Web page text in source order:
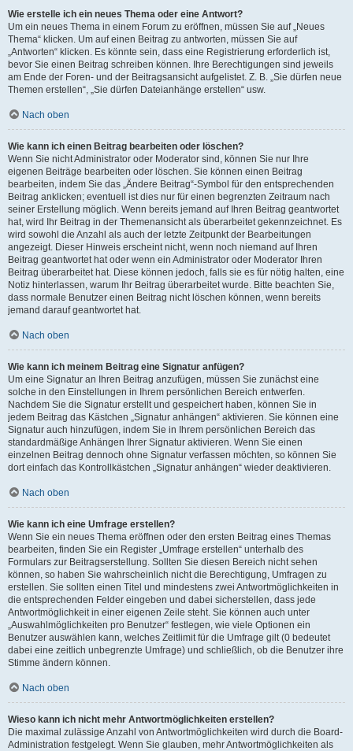
Wie erstelle ich ein neues Thema oder eine Antwort?
Um ein neues Thema in einem Forum zu eröffnen, müssen Sie auf „Neues
Thema“ klicken. Um auf einen Beitrag zu antworten, müssen Sie auf
„Antworten“ klicken. Es könnte sein, dass eine Registrierung erforderlich ist,
bevor Sie einen Beitrag schreiben können. Ihre Berechtigungen sind jeweils
am Ende der Foren- und der Beitragsansicht aufgelistet. Z. B. „Sie dürfen neue
Themen erstellen“, „Sie dürfen Dateianhänge erstellen“ usw.
Nach oben
Wie kann ich einen Beitrag bearbeiten oder löschen?
Wenn Sie nicht Administrator oder Moderator sind, können Sie nur Ihre
eigenen Beiträge bearbeiten oder löschen. Sie können einen Beitrag
bearbeiten, indem Sie das „Ändere Beitrag“-Symbol für den entsprechenden
Beitrag anklicken; eventuell ist dies nur für einen begrenzten Zeitraum nach
seiner Erstellung möglich. Wenn bereits jemand auf Ihren Beitrag geantwortet
hat, wird Ihr Beitrag in der Themenansicht als überarbeitet gekennzeichnet. Es
wird sowohl die Anzahl als auch der letzte Zeitpunkt der Bearbeitungen
angezeigt. Dieser Hinweis erscheint nicht, wenn noch niemand auf Ihren
Beitrag geantwortet hat oder wenn ein Administrator oder Moderator Ihren
Beitrag überarbeitet hat. Diese können jedoch, falls sie es für nötig halten, eine
Notiz hinterlassen, warum Ihr Beitrag überarbeitet wurde. Bitte beachten Sie,
dass normale Benutzer einen Beitrag nicht löschen können, wenn bereits
jemand darauf geantwortet hat.
Nach oben
Wie kann ich meinem Beitrag eine Signatur anfügen?
Um eine Signatur an Ihren Beitrag anzufügen, müssen Sie zunächst eine
solche in den Einstellungen in Ihrem persönlichen Bereich entwerfen.
Nachdem Sie die Signatur erstellt und gespeichert haben, können Sie in
jedem Beitrag das Kästchen „Signatur anhängen“ aktivieren. Sie können eine
Signatur auch hinzufügen, indem Sie in Ihrem persönlichen Bereich das
standardmäßige Anhängen Ihrer Signatur aktivieren. Wenn Sie einen
einzelnen Beitrag dennoch ohne Signatur verfassen möchten, so können Sie
dort einfach das Kontrollkästchen „Signatur anhängen“ wieder deaktivieren.
Nach oben
Wie kann ich eine Umfrage erstellen?
Wenn Sie ein neues Thema eröffnen oder den ersten Beitrag eines Themas
bearbeiten, finden Sie ein Register „Umfrage erstellen“ unterhalb des
Formulars zur Beitragserstellung. Sollten Sie diesen Bereich nicht sehen
können, so haben Sie wahrscheinlich nicht die Berechtigung, Umfragen zu
erstellen. Sie sollten einen Titel und mindestens zwei Antwortmöglichkeiten in
die entsprechenden Felder eingeben und dabei sicherstellen, dass jede
Antwortmöglichkeit in einer eigenen Zeile steht. Sie können auch unter
„Auswahlmöglichkeiten pro Benutzer“ festlegen, wie viele Optionen ein
Benutzer auswählen kann, welches Zeitlimit für die Umfrage gilt (0 bedeutet
dabei eine zeitlich unbegrenzte Umfrage) und schließlich, ob die Benutzer ihre
Stimme ändern können.
Nach oben
Wieso kann ich nicht mehr Antwortmöglichkeiten erstellen?
Die maximal zulässige Anzahl von Antwortmöglichkeiten wird durch die Board-
Administration festgelegt. Wenn Sie glauben, mehr Antwortmöglichkeiten als